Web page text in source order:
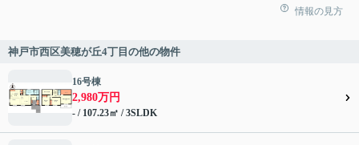
情報の見方
神戸市西区美穂が丘4丁目の他の物件
16号棟
2,980万円
- / 107.23㎡ / 3SLDK